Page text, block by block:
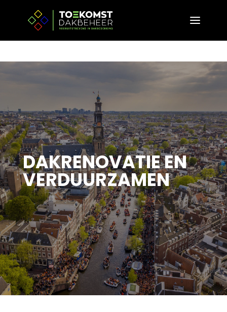
DAKRENOVATIE EN
VERDUURZAMEN